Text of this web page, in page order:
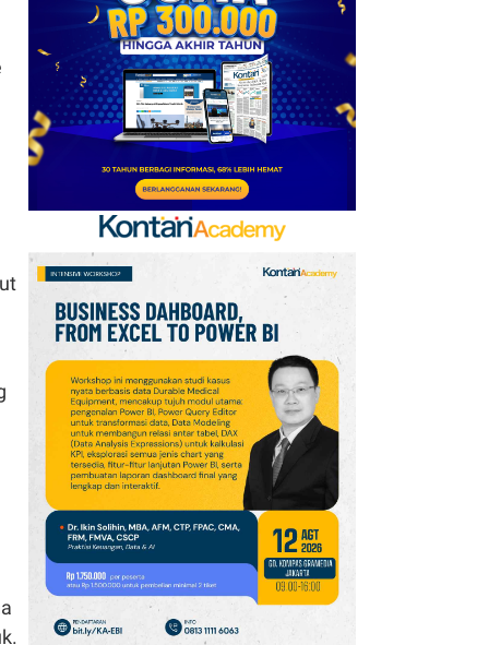
Baru, Ini Daftar 54
Saham HSC BEI per 6
Agustus 2026
7
Promo Super Hemat
Indomaret 6–19 Agustus
2026, Diskon Kebutuhan
Rumah hingga 40%
8
UEFA hingga Luis Figo,
Ini Daftar Pihak yang
Menentang Gianni
Infantino
Jadwal Persija vs Arema
FC Perebutan Juara 3
Piala Presiden 2026,
Kick-off Sore Ini
10 Intip Prakiraan Cuaca
Sumsel Kamis (6/8):
Hujan Ringan
Mendominasi, Siapkan
Payung!